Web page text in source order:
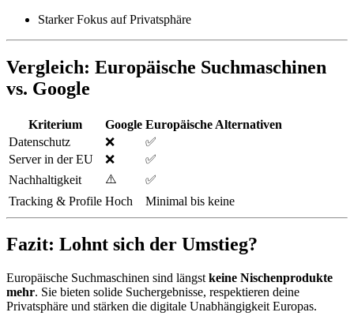
Starker Fokus auf Privatsphäre
Vergleich: Europäische Suchmaschinen
vs. Google
Kriterium Google Europäische Alternativen
Datenschutz
❌
✅
Server in der EU
❌
✅
Nachhaltigkeit
⚠️
✅
Tracking & Profile Hoch Minimal bis keine
Fazit: Lohnt sich der Umstieg?
Europäische Suchmaschinen sind längst keine Nischenprodukte
mehr. Sie bieten solide Suchergebnisse, respektieren deine
Privatsphäre und stärken die digitale Unabhängigkeit Europas.